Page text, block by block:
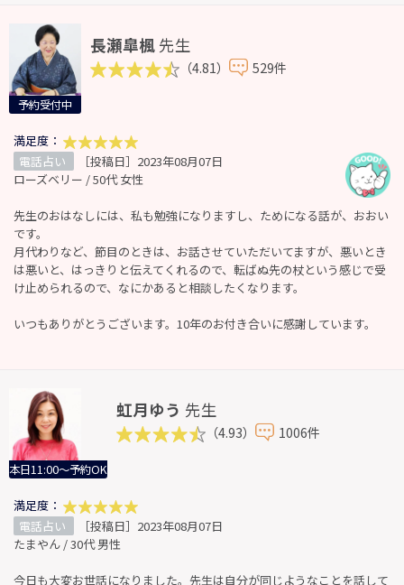
予約受付中
長瀬皐楓 先生
（4.81） 529件
満足度：
電話占い
［投稿日］2023年08月07日
ローズベリー / 50代 女性
先生のおはなしには、私も勉強になりますし、ためになる話が、おおい
です。
月代わりなど、節目のときは、お話させていただいてますが、悪いとき
は悪いと、はっきりと伝えてくれるので、転ばぬ先の杖という感じで受
け止められるので、なにかあると相談したくなります。
いつもありがとうございます。10年のお付き合いに感謝しています。
本日11:00～予約OK
虹月ゆう 先生
（4.93） 1006件
満足度：
電話占い
［投稿日］2023年08月07日
たまやん / 30代 男性
今日も大変お世話になりました。先生は自分が同じようなことを話して